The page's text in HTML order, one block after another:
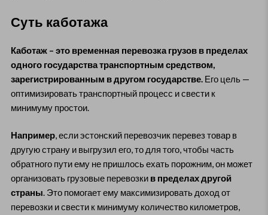
Суть каботажа
Каботаж – это временная перевозка грузов в пределах
одного государства транспортным средством,
зарегистрированным в другом государстве. Его цель —
оптимизировать транспортный процесс и свести к
минимуму простои.
Например, если эстонский перевозчик перевез товар в
другую страну и выгрузил его, то для того, чтобы часть
обратного пути ему не пришлось ехать порожним, он может
организовать грузовые перевозки в пределах другой
страны. Это помогает ему максимизировать доход от
перевозки и свести к минимуму количество километров,